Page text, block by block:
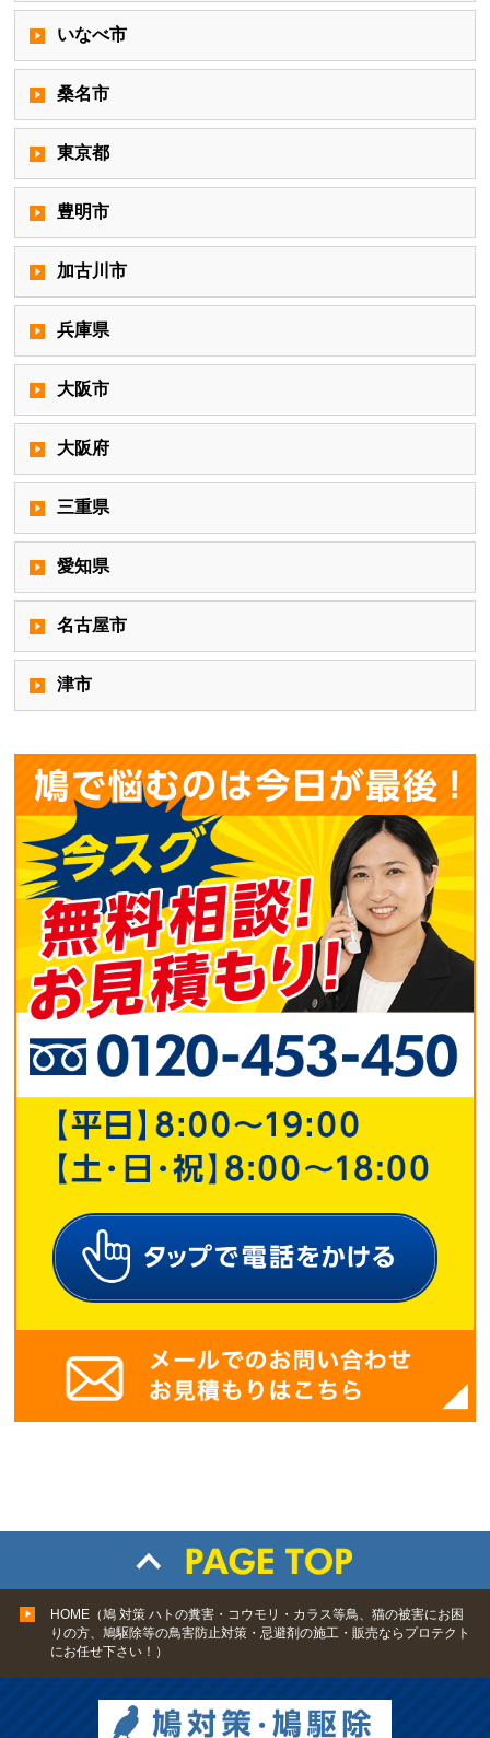
いなべ市
桑名市
東京都
豊明市
加古川市
兵庫県
大阪市
大阪府
三重県
愛知県
名古屋市
津市
HOME（鳩 対策 ハトの糞害・コウモリ・カラス等鳥、猫の被害にお困
りの方、鳩駆除等の鳥害防止対策・忌避剤の施工・販売ならプロテクト
にお任せ下さい！）